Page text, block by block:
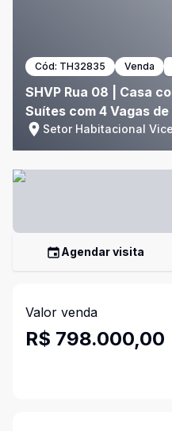
Cód: TH32835 Venda
SHVP Rua 08 | Casa
Suítes com 4 Vagas
Setor Habitacional
Agendar visita
Valor venda
R$ 798.000,00